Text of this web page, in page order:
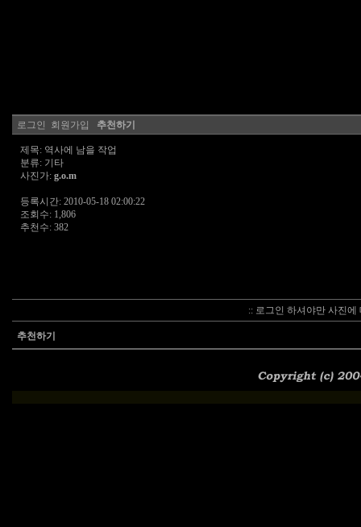
로그인 회원가입 추천하기
제목: 역사에 남을 작업
분류: 기타
사진가: g.o.m
등록시간: 2010-05-18 02:00:22
조회수: 1,806
추천수: 382
:: 로그인 하셔야만 사진
추천하기